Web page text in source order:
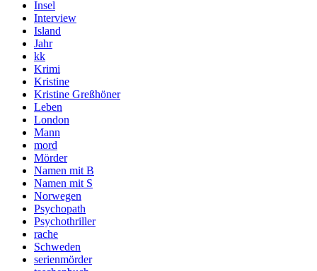
Insel
Interview
Island
Jahr
kk
Krimi
Kristine
Kristine Greßhöner
Leben
London
Mann
mord
Mörder
Namen mit B
Namen mit S
Norwegen
Psychopath
Psychothriller
rache
Schweden
serienmörder